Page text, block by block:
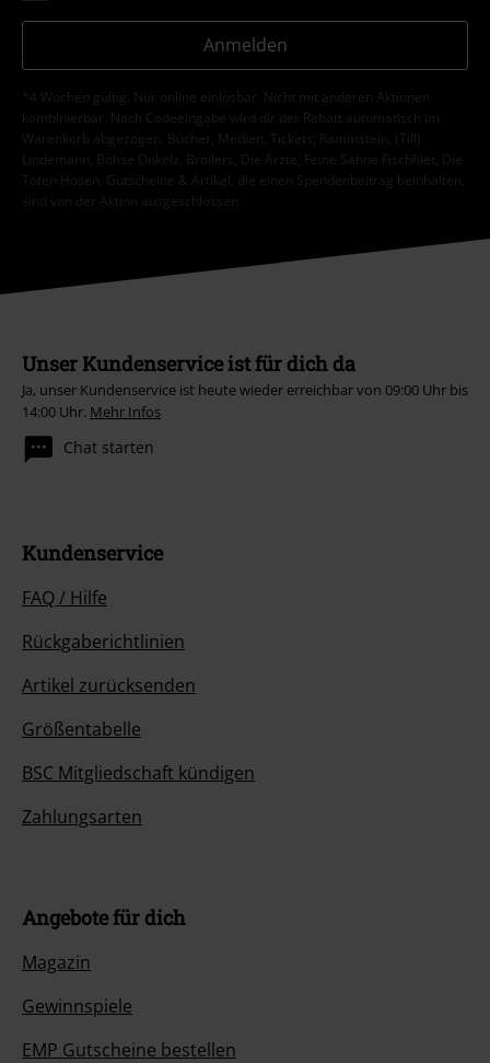
Anmelden
*4 Wochen gültig. Nur online einlösbar. Nicht mit anderen Aktionen
kombinierbar. Nach Codeeingabe wird dir der Rabatt automatisch im
Warenkorb abgezogen. Bücher, Medien, Tickets, Rammstein, (Till)
Lindemann, Böhse Onkelz, Broilers, Die Ärzte, Feine Sahne Fischfilet, Die
Toten Hosen, Gutscheine & Artikel, die einen Spendenbeitrag beinhalten,
sind von der Aktion ausgeschlossen.
Unser Kundenservice ist für dich da
Ja, unser Kundenservice ist heute wieder erreichbar von 09:00 Uhr bis
14:00 Uhr. Mehr Infos
Chat starten
Kundenservice
FAQ / Hilfe
Rückgaberichtlinien
Artikel zurücksenden
Größentabelle
BSC Mitgliedschaft kündigen
Zahlungsarten
Angebote für dich
Magazin
Gewinnspiele
EMP Gutscheine bestellen